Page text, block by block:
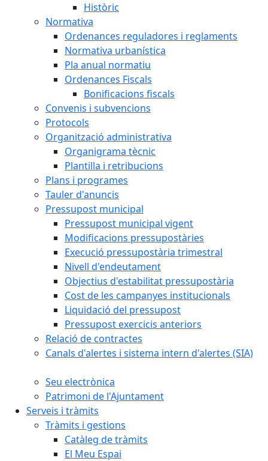
Històric
Normativa
Ordenances reguladores i reglaments
Normativa urbanística
Pla anual normatiu
Ordenances Fiscals
Bonificacions fiscals
Convenis i subvencions
Protocols
Organització administrativa
Organigrama tècnic
Plantilla i retribucions
Plans i programes
Tauler d'anuncis
Pressupost municipal
Pressupost municipal vigent
Modificacions pressupostàries
Execució pressupostària trimestral
Nivell d'endeutament
Objectius d'estabilitat pressupostària
Cost de les campanyes institucionals
Liquidació del pressupost
Pressupost exercicis anteriors
Relació de contractes
Canals d'alertes i sistema intern d'alertes (SIA)
Seu electrònica
Patrimoni de l'Ajuntament
Serveis i tràmits
Tràmits i gestions
Catàleg de tràmits
El Meu Espai